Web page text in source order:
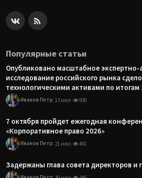
Популярные статьи
Опубликовано масштабное экспертно-
исследование российского рынка
технологическими активами по итогам
Иванов Петр 13 июл 930
7 октября пройдет ежегодная
«Корпоративное право 2026»
Иванов Петр 21 июл 461
Задержаны глава совета директоров и